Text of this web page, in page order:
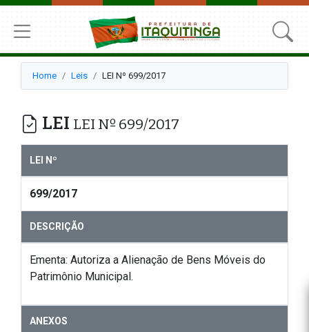
Home Leis LEI Nº 699/2017
LEI LEI Nº 699/2017
LEI Nº
699/2017
DESCRIÇÃO
Ementa: Autoriza a Alienação de Bens Móveis do
Patrimônio Municipal.
ANEXOS